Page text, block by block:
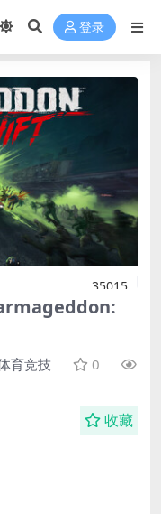
登录
35015
育竞技
0
收藏